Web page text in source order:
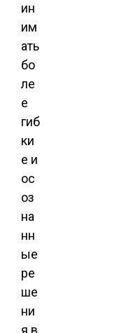
ин
им
ать
бо
ле
е
гиб
ки
е и
ос
оз
на
нн
ые
ре
ше
ни
я в